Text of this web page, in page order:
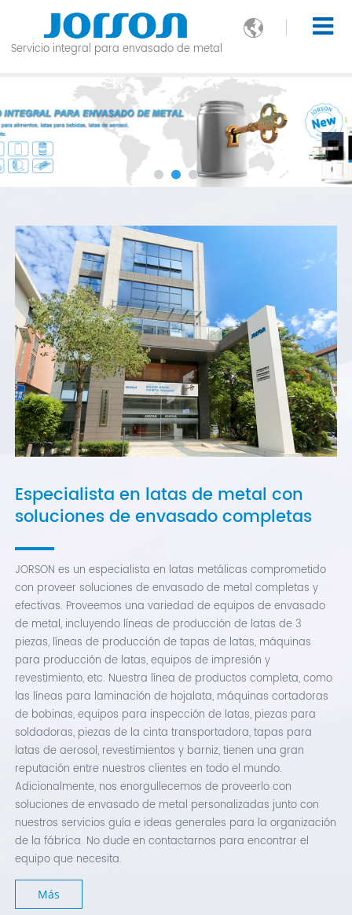

Servicio integral para envasado de metal
Especialista en latas de metal con
soluciones de envasado completas
JORSON es un especialista en latas metálicas comprometido
con proveer soluciones de envasado de metal completas y
efectivas. Proveemos una variedad de equipos de envasado
de metal, incluyendo líneas de producción de latas de 3
piezas, líneas de producción de tapas de latas, máquinas
para producción de latas, equipos de impresión y
revestimiento, etc. Nuestra línea de productos completa, como
las líneas para laminación de hojalata, máquinas cortadoras
de bobinas, equipos para inspección de latas, piezas para
soldadoras, piezas de la cinta transportadora, tapas para
latas de aerosol, revestimientos y barniz, tienen una gran
reputación entre nuestros clientes en todo el mundo.
Adicionalmente, nos enorgullecemos de proveerlo con
soluciones de envasado de metal personalizadas junto con
nuestros servicios guía e ideas generales para la organización
de la fábrica. No dude en contactarnos para encontrar el
equipo que necesita.
Más